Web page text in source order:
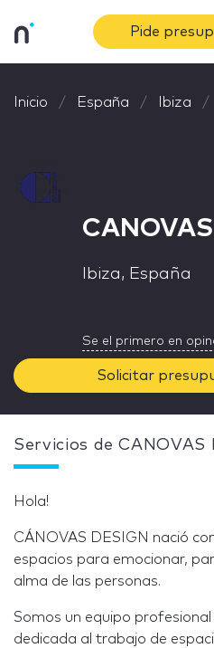
Pide
Inicio España Ibiza
Ibiza, España
Se el primero en
Solicitar
Servicios de CANOVAS
Hola!
CÁNOVAS DESIGN nació
espacios para emocionar,
alma de las personas.
Somos un equipo
dedicada al trabajo de